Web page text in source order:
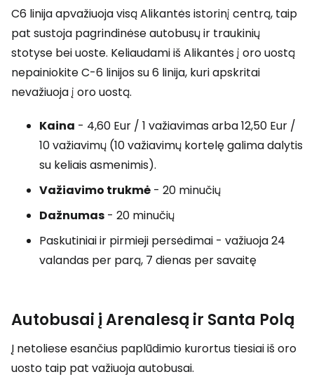
C6 linija apvažiuoja visą Alikantės istorinį centrą, taip
pat sustoja pagrindinėse autobusų ir traukinių
stotyse bei uoste. Keliaudami iš Alikantės į oro uostą
nepainiokite C-6 linijos su 6 linija, kuri apskritai
nevažiuoja į oro uostą.
Kaina - 4,60 Eur / 1 važiavimas arba 12,50 Eur /
10 važiavimų (10 važiavimų kortelę galima dalytis
su keliais asmenimis).
Važiavimo trukmė - 20 minučių
Dažnumas - 20 minučių
Paskutiniai ir pirmieji persėdimai - važiuoja 24
valandas per parą, 7 dienas per savaitę
Autobusai į Arenalesą ir Santa Polą
Į netoliese esančius paplūdimio kurortus tiesiai iš oro
uosto taip pat važiuoja autobusai.